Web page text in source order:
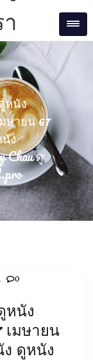
หนัง
ษายน 67
นัง
Chau ดู
0
หนัง
เมษายน
ง ดูหนัง